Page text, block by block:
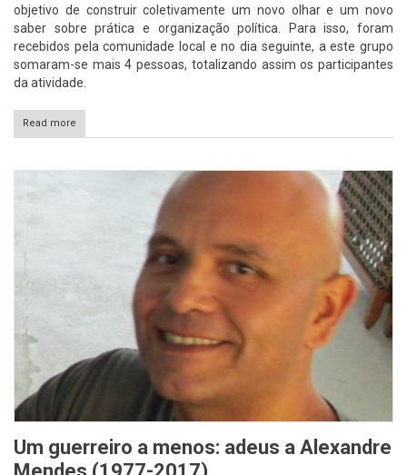
objetivo de construir coletivamente um novo olhar e um novo
saber sobre prática e organização política. Para isso, foram
recebidos pela comunidade local e no dia seguinte, a este grupo
somaram-se mais 4 pessoas, totalizando assim os participantes
da atividade.
Read more
Um guerreiro a menos: adeus a Alexandre